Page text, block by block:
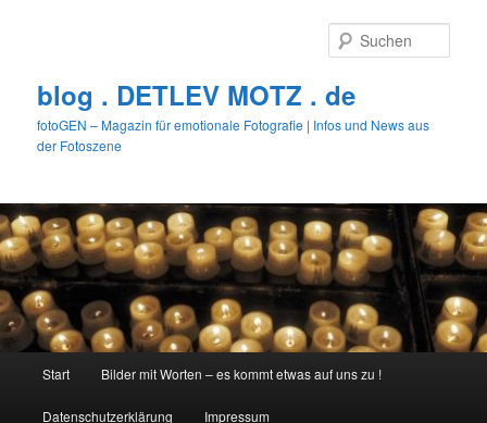
blog . DETLEV MOTZ . de
fotoGEN – Magazin für emotionale Fotografie | Infos und News aus
der Fotoszene
Start Bilder mit Worten – es kommt etwas auf uns zu !
Datenschutzerklärung Impressum